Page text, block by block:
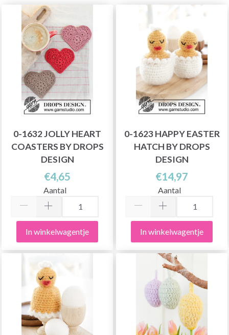
0-1632 JOLLY HEART
COASTERS BY DROPS
DESIGN
€4,65
Aantal
In winkelwagentje
0-1623 HAPPY EASTER
HATCH BY DROPS
DESIGN
€14,97
Aantal
In winkelwagentje